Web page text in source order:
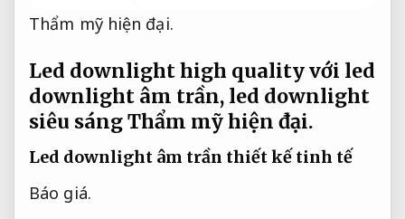
Thẩm mỹ hiện đại.
Led downlight high quality với led
downlight âm trần, led downlight
siêu sángThẩm mỹ hiện đại.
Led downlight âm trần thiết kế tinh tế
Báo giá.